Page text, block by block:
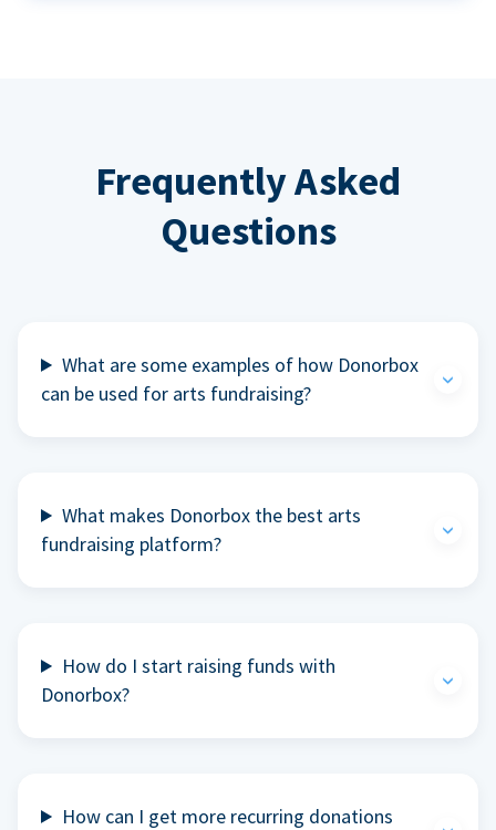
Frequently Asked
Questions
What are some examples of how Donorbox
can be used for arts fundraising?
What makes Donorbox the best arts
fundraising platform?
How do I start raising funds with
Donorbox?
How can I get more recurring donations